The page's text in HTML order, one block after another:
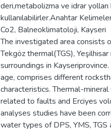
deri,metabolizma ve idrar yolları
kullanılabilirler.Anahtar
Co2, Balneoklimatoloji, Kayseri
The investigated area consists
Tekgöz thermal(TGS),
surroundings in
age, comprises different
characteristics. Thermal-
related to faults and Erciyes
analyses studies have been
water types of DPS, YMS,